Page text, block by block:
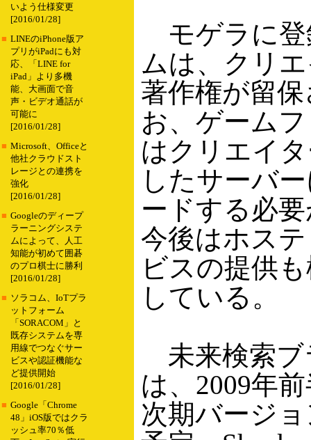
いよう仕様変更
[2016/01/28]
■ LINEのiPhone版ア
プリがiPadにも対
応、「LINE for
iPad」より多機
能、大画面で音
声・ビデオ通話が
可能に
[2016/01/28]
■ Microsoft、Officeと
他社クラウドスト
レージとの連携を
強化
[2016/01/28]
■ Googleのディープ
ラーニングシステ
ムによって、人工
知能が初めて囲碁
のプロ棋士に勝利
[2016/01/28]
■ ソラコム、IoTプラ
ットフォーム
「SORACOM」と
既存システムを専
用線でつなぐサー
ビスや認証機能な
ど提供開始
[2016/01/28]
■ Google「Chrome
48」iOS版ではクラ
ッシュ率70％低
モゲラに登
ムは、クリ
著作権が留
お、ゲーム
はクリエイ
したサーバ
ードする必
今後はホス
ビスの提供
している。
未来検索ブ
は、2009年
次期バージ